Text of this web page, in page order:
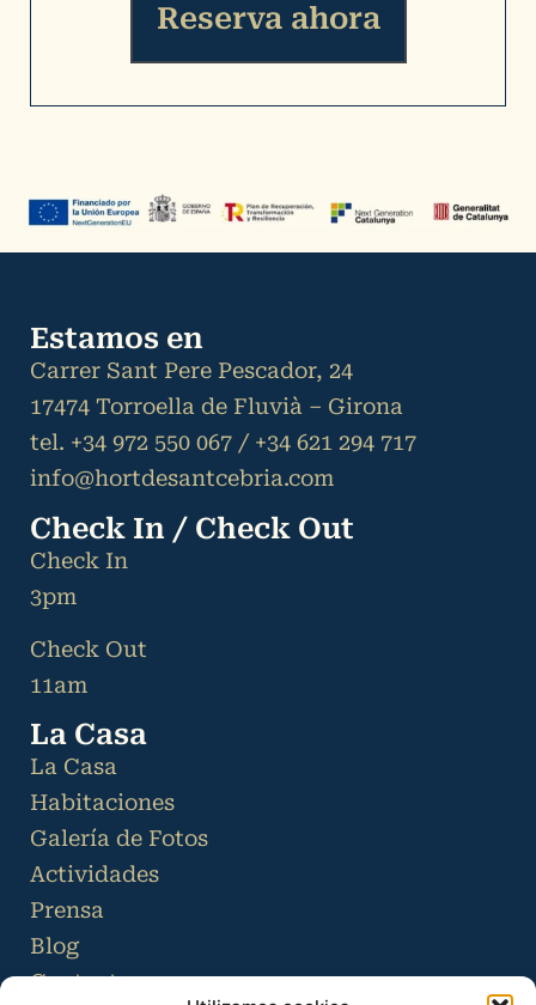
Reserva ahora
Estamos en
Carrer Sant Pere Pescador, 24
17474 Torroella de Fluvià – Girona
tel. +34 972 550 067 / +34 621 294 717
info@hortdesantcebria.com
Check In / Check Out
Check In
3pm
Check Out
11am
La Casa
La Casa
Habitaciones
Galería de Fotos
Actividades
Prensa
Blog
Contacto